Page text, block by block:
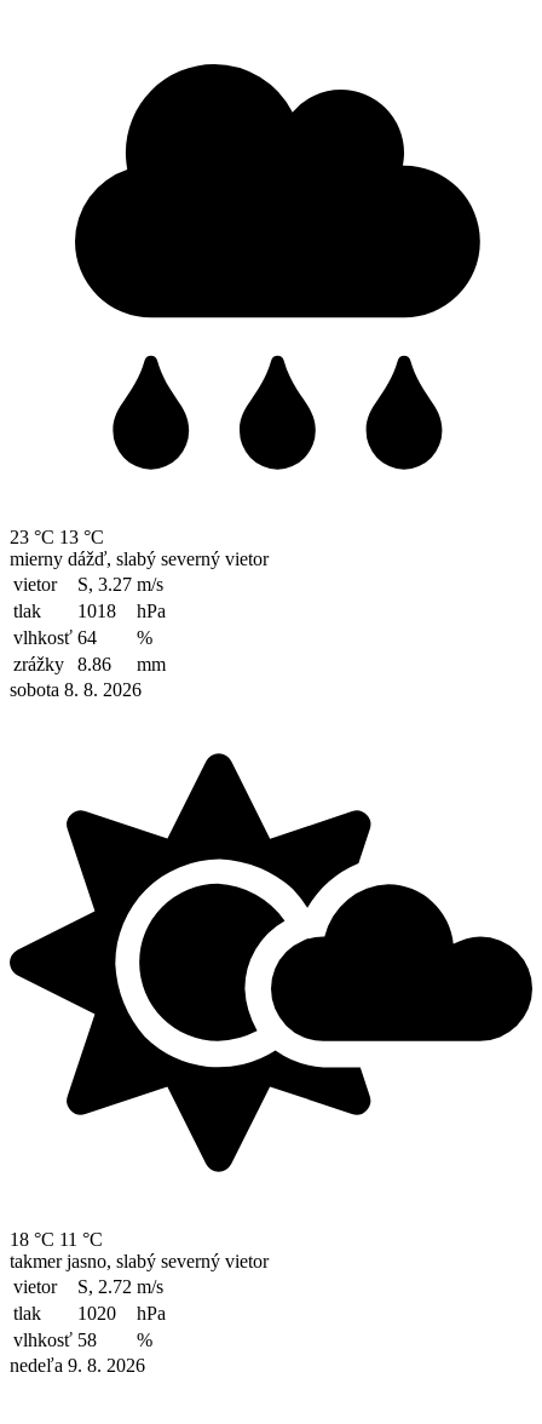
23 °C 13 °C
mierny dážď, slabý severný vietor
vietor
S, 3.27 m/s
tlak
1018
hPa
vlhkosť 64
%
zrážky
8.86
mm
sobota 8. 8. 2026
18 °C 11 °C
takmer jasno, slabý severný vietor
vietor
S, 2.72 m/s
tlak
1020
hPa
vlhkosť 58
%
nedeľa 9. 8. 2026